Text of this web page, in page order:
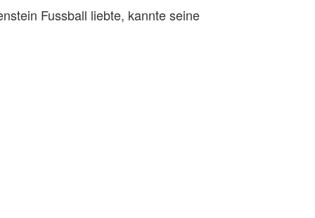
Fussball liebte, kannte seine